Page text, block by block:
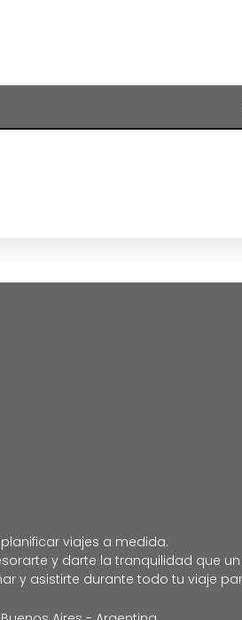
viajes a medida.
y darte la tranquilidad que
y asistirte durante todo tu viaje